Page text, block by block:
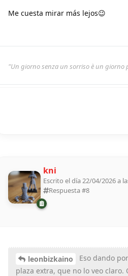
Me cuesta mirar más lejos😉
"Un giorno senza un sorriso è un giorno
kni
Escrito el día 22/04/2026 a
Respuesta #8
leonbizkaino
Eso dando
plaza extra, que no lo veo claro.